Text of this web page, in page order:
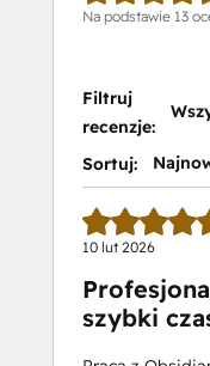
Na podstawie 13
Filtruj
recenzje:
Sortuj:
10 lut 2026
szybki